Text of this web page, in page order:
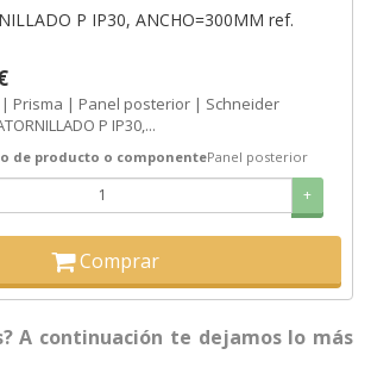
P IP30, ANCHO=300MM ref.
| Panel posterior | Schneider
P IP30,...
de producto o componentePanel posterior
+
Comprar
A continuación te dejamos lo más